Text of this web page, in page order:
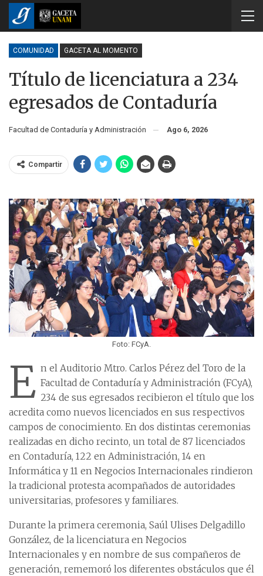
COMUNIDAD GACETA AL MOMENTO
Título de licenciatura a 234
egresados de Contaduría
Facultad de Contaduría y Administración Ago 6, 2026
Compartir
Foto: FCyA.
E n el Auditorio Mtro. Carlos Pérez del Toro de la
Facultad de Contaduría y Administración (FCyA),
234 de sus egresados recibieron el título que los
acredita como nuevos licenciados en sus respectivos
campos de conocimiento. En dos distintas ceremonias
realizadas en dicho recinto, un total de 87 licenciados
en Contaduría, 122 en Administración, 14 en
Informática y 11 en Negocios Internacionales rindieron
la tradicional protesta acompañados de autoridades
universitarias, profesores y familiares.
Durante la primera ceremonia, Saúl Ulises Delgadillo
González, de la licenciatura en Negocios
Internacionales y en nombre de sus compañeros de
generación, rememoró los diferentes obstáculos que él